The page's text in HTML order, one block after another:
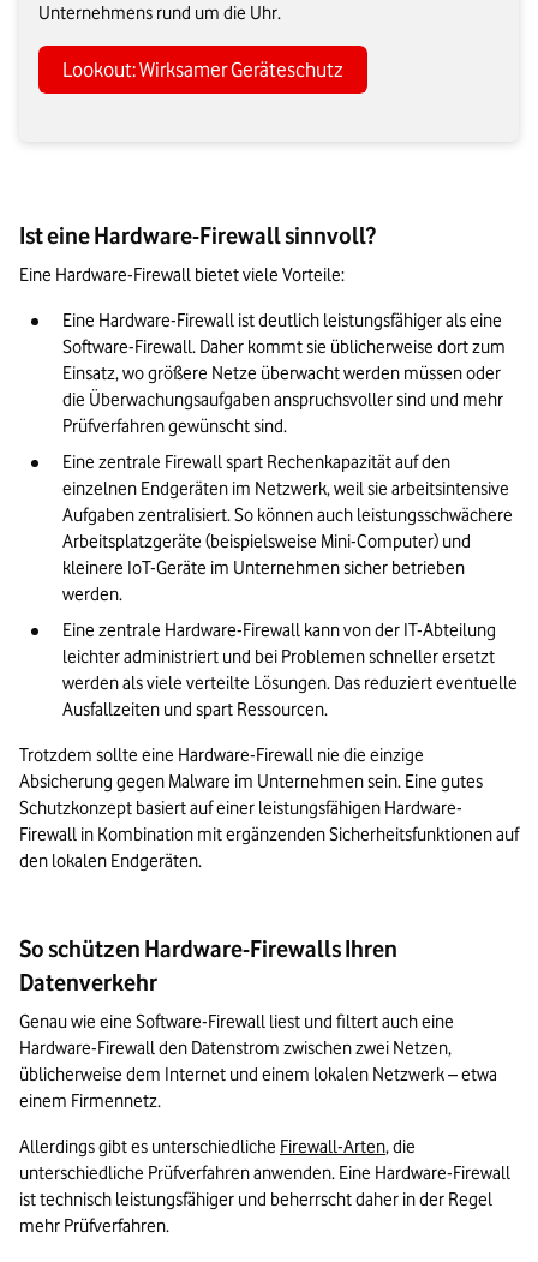
Unternehmens rund um die Uhr.
Lookout: Wirksamer Geräteschutz
Ist eine Hardware-Firewall sinnvoll?
Eine Hardware-Firewall bietet viele Vorteile:
Eine Hardware-Firewall ist deutlich leistungsfähiger als eine
Software-Firewall. Daher kommt sie üblicherweise dort zum
Einsatz, wo größere Netze überwacht werden müssen oder
die Überwachungsaufgaben anspruchsvoller sind und mehr
Prüfverfahren gewünscht sind.
Eine zentrale Firewall spart Rechenkapazität auf den
einzelnen Endgeräten im Netzwerk, weil sie arbeitsintensive
Aufgaben zentralisiert. So können auch leistungsschwächere
Arbeitsplatzgeräte (beispielsweise Mini-Computer) und
kleinere IoT-Geräte im Unternehmen sicher betrieben
werden.
Eine zentrale Hardware-Firewall kann von der IT-Abteilung
leichter administriert und bei Problemen schneller ersetzt
werden als viele verteilte Lösungen. Das reduziert eventuelle
Ausfallzeiten und spart Ressourcen.
Trotzdem sollte eine Hardware-Firewall nie die einzige
Absicherung gegen Malware im Unternehmen sein. Eine gutes
Schutzkonzept basiert auf einer leistungsfähigen Hardware-
Firewall in Kombination mit ergänzenden Sicherheitsfunktionen auf
den lokalen Endgeräten.
So schützen Hardware-Firewalls Ihren
Datenverkehr
Genau wie eine Software-Firewall liest und filtert auch eine
Hardware-Firewall den Datenstrom zwischen zwei Netzen,
üblicherweise dem Internet und einem lokalen Netzwerk – etwa
einem Firmennetz.
Allerdings gibt es unterschiedliche Firewall-Arten, die
unterschiedliche Prüfverfahren anwenden. Eine Hardware-Firewall
ist technisch leistungsfähiger und beherrscht daher in der Regel
mehr Prüfverfahren.